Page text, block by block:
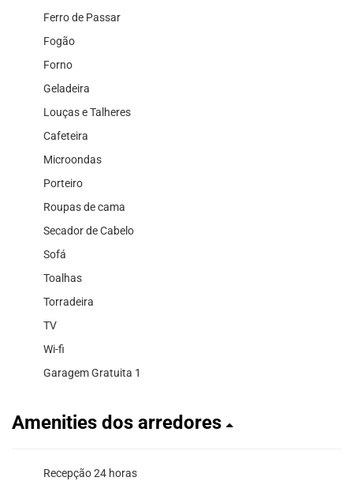
Ferro de Passar
Fogão
Forno
Geladeira
Louças e Talheres
Cafeteira
Microondas
Porteiro
Roupas de cama
Secador de Cabelo
Sofá
Toalhas
Torradeira
TV
Wi-fi
Garagem Gratuita 1
Amenities dos arredores
Recepção 24 horas